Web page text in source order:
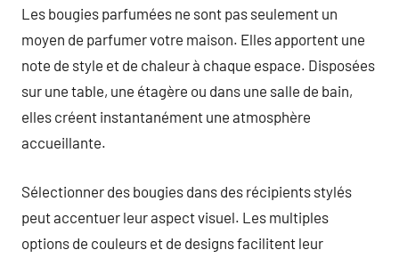
Les bougies parfumées ne sont pas seulement un
moyen de parfumer votre maison. Elles apportent une
note de style et de chaleur à chaque espace. Disposées
sur une table, une étagère ou dans une salle de bain,
elles créent instantanément une atmosphère
accueillante.
Sélectionner des bougies dans des récipients stylés
peut accentuer leur aspect visuel. Les multiples
options de couleurs et de designs facilitent leur